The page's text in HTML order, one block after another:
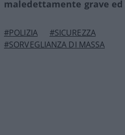
maledettamente grave
#POLIZIA
#SICUREZZA
#SORVEGLIANZA DI MASSA